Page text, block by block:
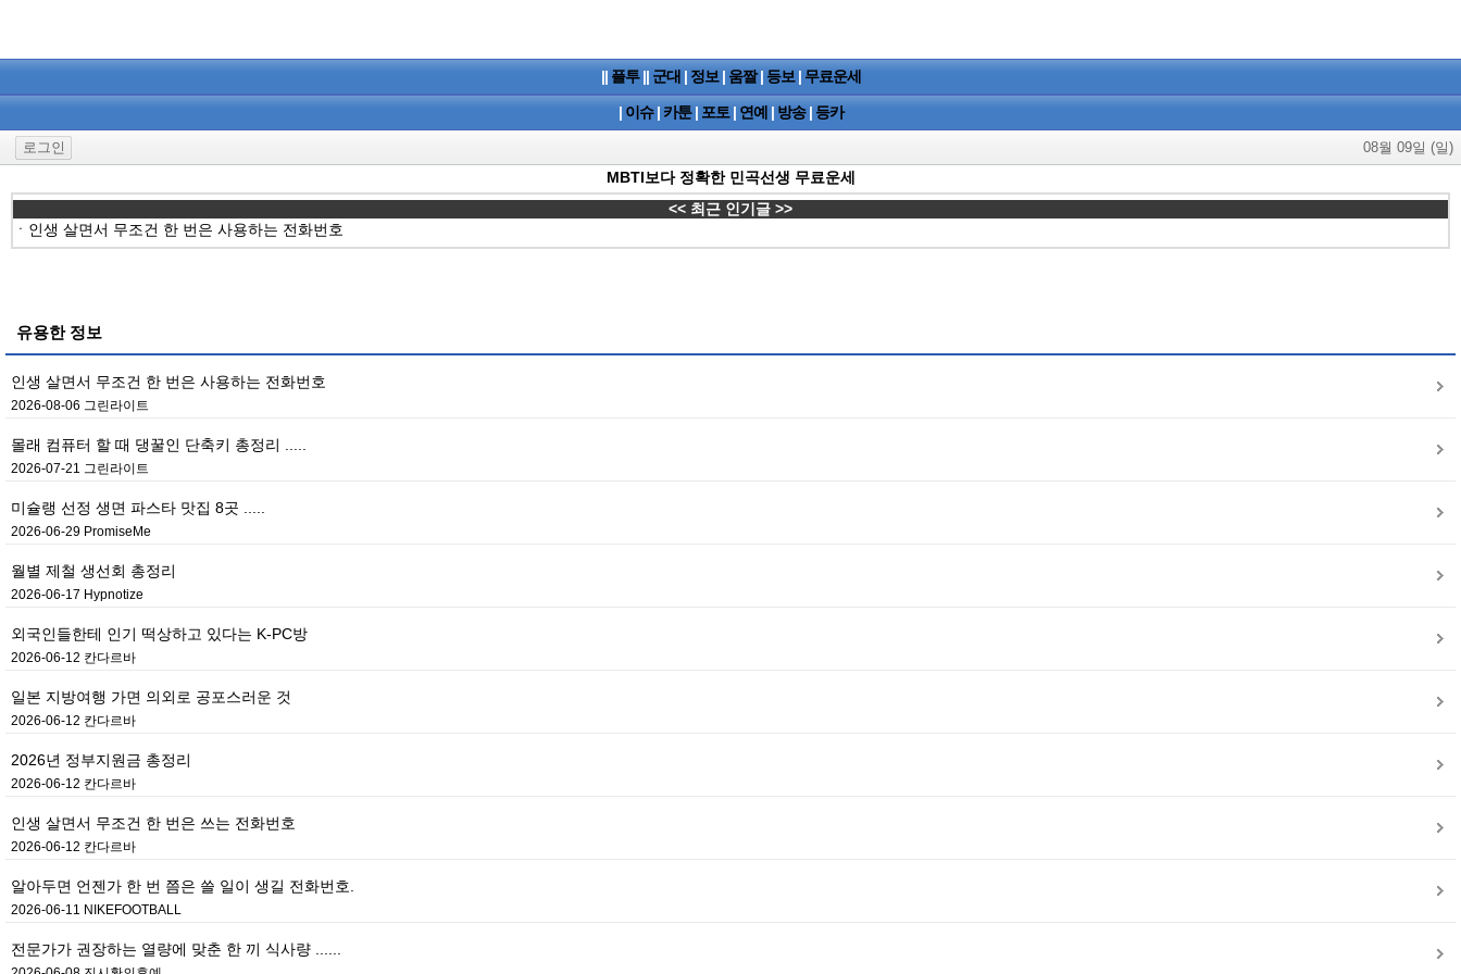
|| 플투 || 군대 | 정보 | 움짤 | 등보 | 무료운세
| 이슈 | 카툰 | 포토 | 연예 | 방송 | 등카
로그인 08월 09일 (일)
MBTI보다 정확한 민곡선생 무료운세
<< 최근 인기글 >>
ㆍ 인생 살면서 무조건 한 번은 사용하는 전화번호
유용한 정보
인생 살면서 무조건 한 번은 사용하는 전화번호
2026-08-06 그린라이트
몰래 컴퓨터 할 때 댕꿀인 단축키 총정리 .....
2026-07-21 그린라이트
미슐랭 선정 생면 파스타 맛집 8곳 .....
2026-06-29 PromiseMe
월별 제철 생선회 총정리
2026-06-17 Hypnotize
외국인들한테 인기 떡상하고 있다는 K-PC방
2026-06-12 칸다르바
일본 지방여행 가면 의외로 공포스러운 것
2026-06-12 칸다르바
2026년 정부지원금 총정리
2026-06-12 칸다르바
인생 살면서 무조건 한 번은 쓰는 전화번호
2026-06-12 칸다르바
알아두면 언젠가 한 번 쯤은 쓸 일이 생길 전화번호.
2026-06-11 NIKEFOOTBALL
전문가가 권장하는 열량에 맞춘 한 끼 식사량 ......